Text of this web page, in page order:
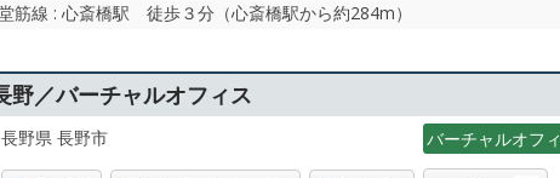
筋線 : 心斎橋駅 徒歩３分（心斎橋駅から約284m）
野／バーチャルオフィス
長野県 長野市 バーチャルオフ